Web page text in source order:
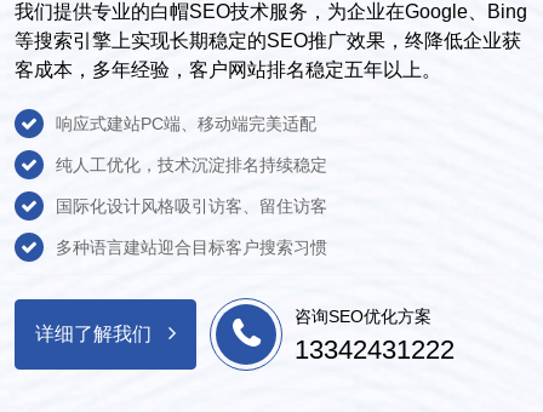
我们提供专业的白帽SEO技术服务，为企业在Google、Bing
等搜索引擎上实现长期稳定的SEO推广效果，终降低企业获
客成本，多年经验，客户网站排名稳定五年以上。
响应式建站PC端、移动端完美适配
纯人工优化，技术沉淀排名持续稳定
国际化设计风格吸引访客、留住访客
多种语言建站迎合目标客户搜索习惯
详细了解我们
咨询SEO优化方案
13342431222